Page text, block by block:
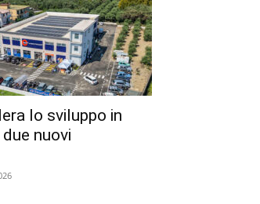
lo sviluppo in
nuovi